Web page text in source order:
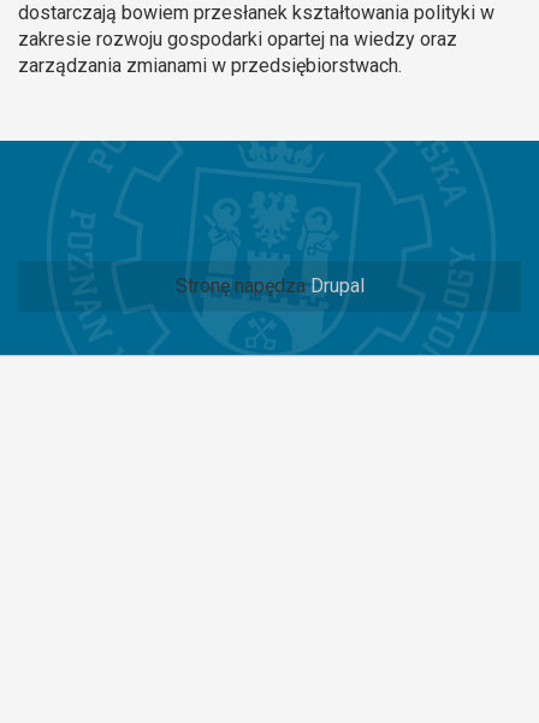
dostarczają bowiem przesłanek kształtowania polityki w
zakresie rozwoju gospodarki opartej na wiedzy oraz
zarządzania zmianami w przedsiębiorstwach.
Stronę napędza Drupal